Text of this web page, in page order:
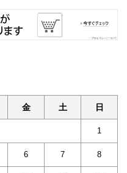
金 土 日
1
6 7 8